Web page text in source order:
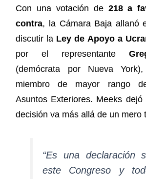
Con una votación de 218 a
contra, la Cámara Baja allanó
discutir la Ley de Apoyo a
por el representante
(demócrata por Nueva
miembro de mayor rango
Asuntos Exteriores. Meeks
decisión va más allá de un mero
“Es una declaración
este Congreso y